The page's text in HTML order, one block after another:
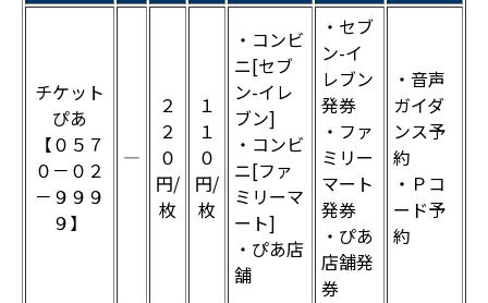
チケット
ぴあ
【０５７
０－０２
－９９９
９】
―
２
２
０
円/
枚
１
１
０
円/
枚
・コンビ
ニ[セブ
ン-イレ
ブン]
・コンビ
ニ[ファ
ミリーマ
ート]
・ぴあ店
舗
・セブ
ン-イ
レブン
発券
・ファ
ミリー
マート
発券
・ぴあ
店舗発
券
・音声
ガイダ
ンス予
約
・Ｐコ
ード予
約